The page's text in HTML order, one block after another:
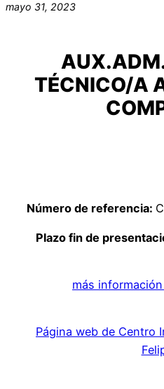
mayo 31, 2023
TÉCNICO/A
Número de referencia:
Plazo fin de
más
Página web de Centro